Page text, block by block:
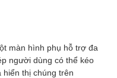
màn hình phụ hỗ trợ đa
người dùng có thể kéo
thị chúng trên